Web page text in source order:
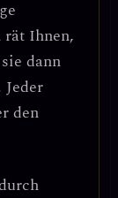
Ihnen,
dann
Jeder
den